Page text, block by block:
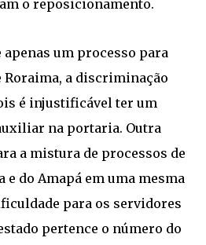
o reposicionamento.
apenas um processo para
Roraima, a discriminação
é injustificável ter um
na portaria. Outra
a mistura de processos de
e do Amapá em uma mesma
para os servidores
pertence o número do